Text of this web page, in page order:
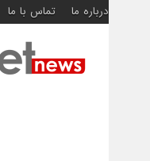
درباره ما تماس با ما